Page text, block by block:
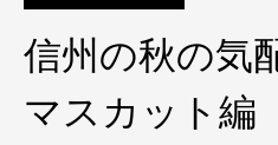
信州の秋の
マスカット編